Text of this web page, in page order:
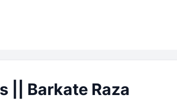
|| Barkate Raza